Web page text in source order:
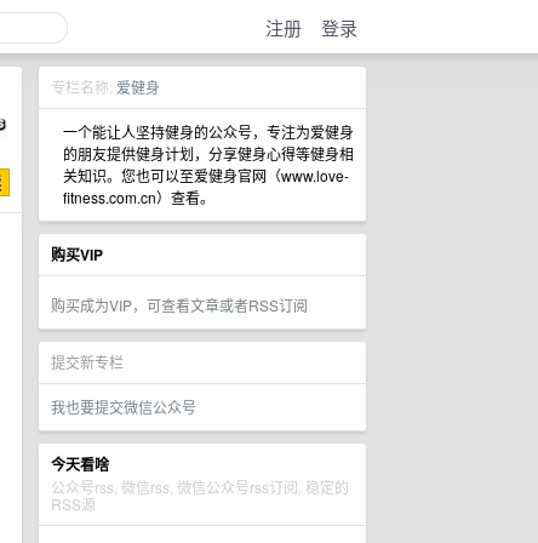
注册 登录
专栏名称: 爱健身
一个能让人坚持健身的公众号，专注为爱健身
的朋友提供健身计划，分享健身心得等健身相
关知识。您也可以至爱健身官网（www.love-
fitness.com.cn）查看。
购买VIP
购买成为VIP，可查看文章或者RSS订阅
提交新专栏
我也要提交微信公众号
今天看啥
公众号rss, 微信rss, 微信公众号rss订阅, 稳定的
RSS源